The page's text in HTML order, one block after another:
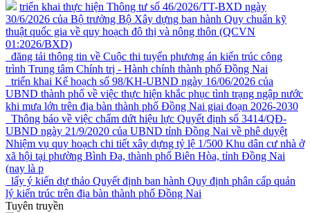
triển khai thực hiện Thông tư số 46/2026/TT-BXD ngày
30/6/2026 của Bộ trưởng Bộ Xây dựng ban hành Quy chuẩn kỹ
thuật quốc gia về quy hoạch đô thị và nông thôn (QCVN
01:2026/BXD)
đăng tải thông tin về Cuộc thi tuyển phương án kiến trúc công
trình Trung tâm Chính trị - Hành chính thành phố Đồng Nai
triển khai Kế hoạch số 98/KH-UBND ngày 16/06/2026 của
UBND thành phố về việc thực hiện khắc phục tình trạng ngập nước
khi mưa lớn trên địa bàn thành phố Đồng Nai giai đoạn 2026-2030
Thông báo về việc chấm dứt hiệu lực Quyết định số 3414/QĐ-
UBND ngày 21/9/2020 của UBND tỉnh Đồng Nai về phê duyệt
Nhiệm vụ quy hoạch chi tiết xây dựng tỷ lệ 1/500 Khu dân cư nhà ở
xã hội tại phường Bình Đa, thành phố Biên Hòa, tỉnh Đồng Nai
(nay là p
lấy ý kiến dự thảo Quyết định ban hành Quy định phân cấp quản
lý kiến trúc trên địa bàn thành phố Đồng Nai
Tuyên truyền